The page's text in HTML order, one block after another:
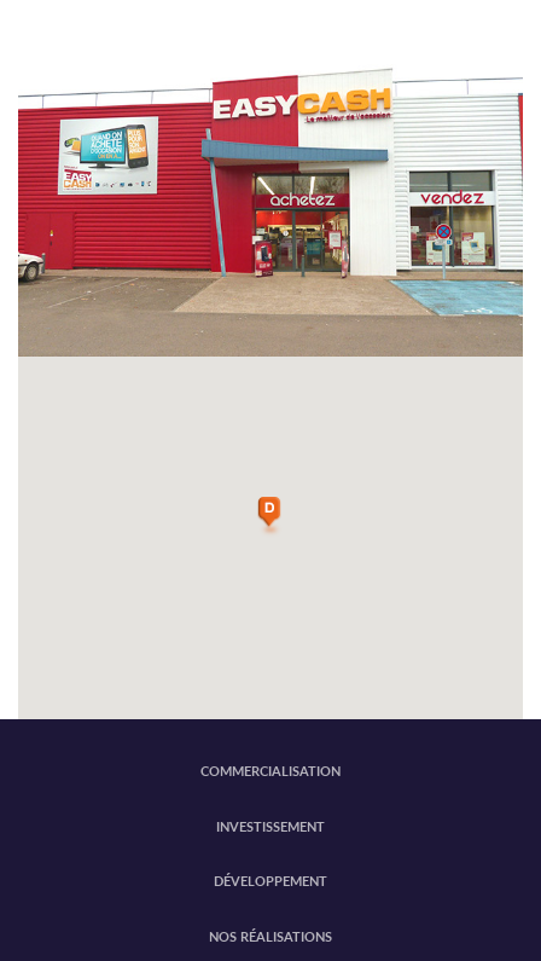
COMMERCIALISATION
INVESTISSEMENT
DÉVELOPPEMENT
NOS RÉALISATIONS